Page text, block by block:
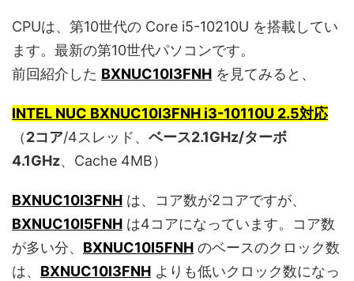
CPUは、第10世代の Core i5-10210U を搭載してい
ます。最新の第10世代パソコンです。
前回紹介した BXNUC10I3FNH を見てみると、
INTEL NUC BXNUC10I3FNH i3-10110U 2.5対応
（2コア/4スレッド、 ベース2.1GHz/ターボ
4.1GHz、Cache 4MB）
BXNUC10I3FNH は、コア数が2コアですが、
BXNUC10I5FNH は4コアになっています。コア数
が多い分、 BXNUC10I5FNH のベースのクロック数
は、 BXNUC10I3FNH よりも低いクロック数になっ